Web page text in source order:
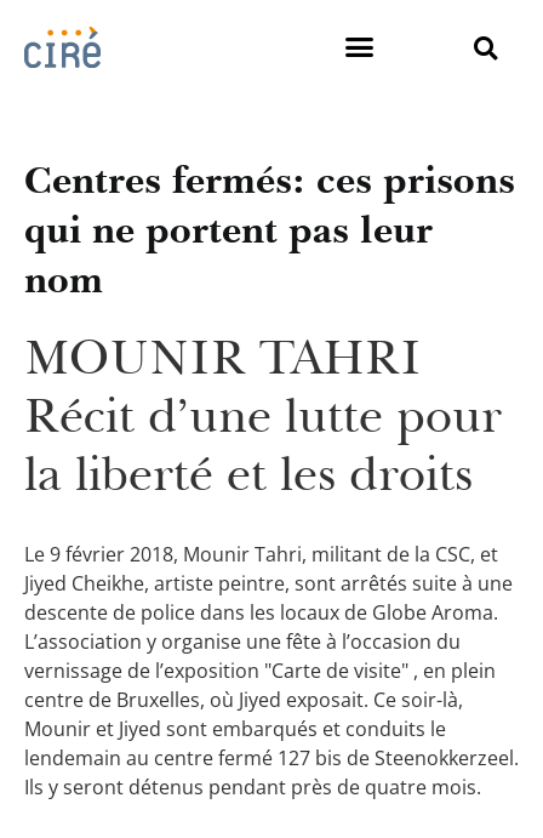
Centres fermés: ces prisons
qui ne portent pas leur
nom
MOUNIR TAHRI
Récit d’une lutte pour
la liberté et les droits
Le 9 février 2018, Mounir Tahri, militant de la CSC, et
Jiyed Cheikhe, artiste peintre, sont arrêtés suite à une
descente de police dans les locaux de Globe Aroma.
L’association y organise une fête à l’occasion du
vernissage de l’exposition "Carte de visite" , en plein
centre de Bruxelles, où Jiyed exposait. Ce soir-là,
Mounir et Jiyed sont embarqués et conduits le
lendemain au centre fermé 127 bis de Steenokkerzeel.
Ils y seront détenus pendant près de quatre mois.